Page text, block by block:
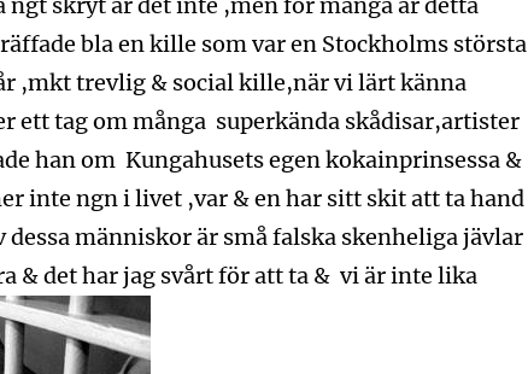
bla en kille som var en Stockholms största
,mkt trevlig & social kille,när vi lärt känna
ett tag om många superkända skådisar,artister
han om Kungahusets egen kokainprinsessa &
inte ngn i livet ,var & en har sitt skit att ta hand
människor är små falska skenheliga jävlar
& det har jag svårt för att ta & vi är inte lika